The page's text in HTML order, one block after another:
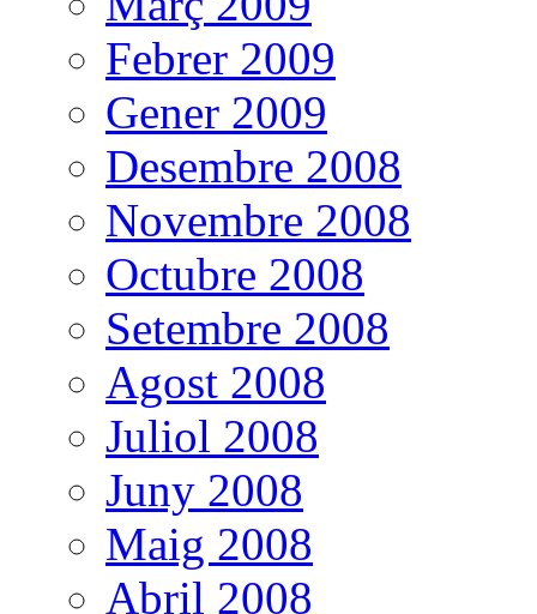
Febrer 2009
Gener 2009
Desembre 2008
Novembre 2008
Octubre 2008
Setembre 2008
Agost 2008
Juliol 2008
Juny 2008
Maig 2008
Abril 2008